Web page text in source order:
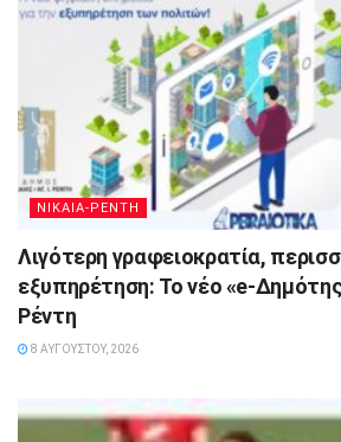
ΝΙΚΑΙΑ-ΡΕΝΤΗ
Λιγότερη γραφειοκρατία,
εξυπηρέτηση: Το νέο «e-
Ρέντη
8 ΑΥΓΟΎΣΤΟΥ, 2026